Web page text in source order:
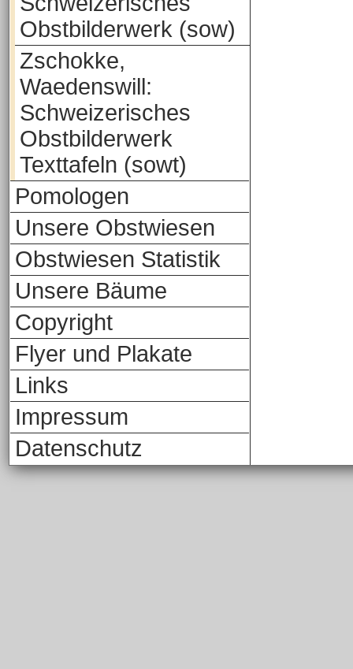
Obstbilderwerk (sow)
Zschokke,
Waedenswill:
Schweizerisches
Obstbilderwerk
Texttafeln (sowt)
Pomologen
Unsere Obstwiesen
Obstwiesen Statistik
Unsere Bäume
Copyright
Flyer und Plakate
Links
Impressum
Datenschutz